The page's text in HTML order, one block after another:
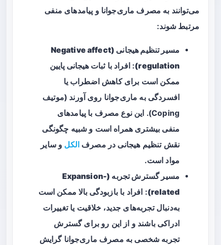
می‌توانند به مصرف ماری‌جوانا و پیامدهای منفی
مرتبط شوند:
مسیر تنظیم هیجانی (Negative affect
regulation) : افراد باثبات هیجانی پایین
ممکن است برای کاهش اضطراب یا
افسردگی به ماری‌جوانا روی آورند (موتیف
Coping). این نوع مصرف با پیامدهای
منفی بیشتری همراه است و شبیه چگونگی
نقش تنظیم هیجانی در مصرف الکل و سایر
مواد است.
مسیر گسترش تجربه (Expansion-
related) : افراد بابازبودگی بالاممکن است
به‌دنبال تجربه‌های جدید، خلاقیت یا تغییرات
ادراکی باشند و از این رو برای گسترش
تجربه شخصی به مصرف ماری‌جوانا گرایش